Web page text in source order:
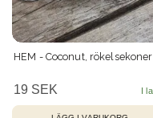
HEM - Coconut, rökelsekoner
19 SEK